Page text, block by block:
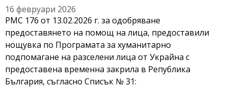
16 февруари 2026
РМС 176 от 13.02.2026 г. за одобряване
предоставянето на помощ на лица, предоставили
нощувка по Програмата за хуманитарно
подпомагане на разселени лица от Украйна с
предоставена временна закрила в Република
България, съгласно Списък № 31: